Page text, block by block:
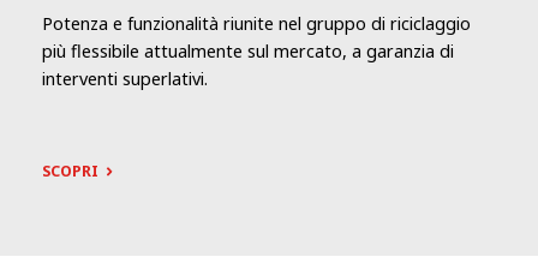
Potenza e funzionalità riunite nel gruppo di riciclaggio
più flessibile attualmente sul mercato, a garanzia di
interventi superlativi.
SCOPRI